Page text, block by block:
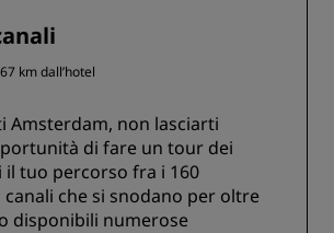
km dall’hotel
Amsterdam, non lasciarti
di fare un tour dei
il tuo percorso fra i 160
che si snodano per oltre
disponibili numerose